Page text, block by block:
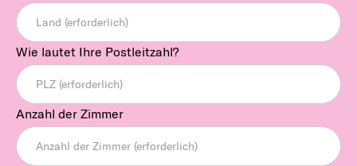
Wie lautet Ihre Postleitzahl?
Anzahl der Zimmer